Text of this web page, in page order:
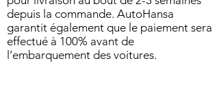
depuis la commande. AutoHansa
garantit également que le paiement sera
effectué à 100% avant de
l’embarquement des voitures.